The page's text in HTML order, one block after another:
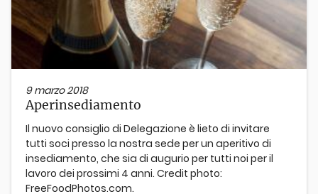
9 marzo 2018
Aperinsediamento
Il nuovo consiglio di Delegazione è lieto di invitare
tutti soci presso la nostra sede per un aperitivo di
insediamento, che sia di augurio per tutti noi per il
lavoro dei prossimi 4 anni. Credit photo:
FreeFoodPhotos.com.